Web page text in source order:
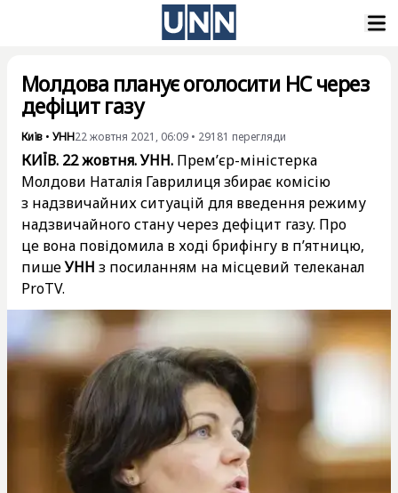
Молдова планує оголосити НС через
дефіцит газу
Київ • УНН22 жовтня 2021, 06:09 • 29181 перегляди
КИЇВ. 22 жовтня. УНН. Прем’єр-міністерка
Молдови Наталія Гаврилиця збирає комісію
з надзвичайних ситуацій для введення режиму
надзвичайного стану через дефіцит газу. Про
це вона повідомила в ході брифінгу в п’ятницю,
пишеУНН з посиланням на місцевий телеканал
ProTV.